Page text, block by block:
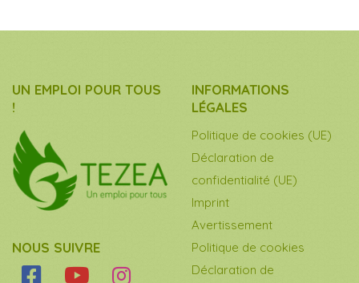
UN EMPLOI POUR TOUS
!
NOUS SUIVRE
INFORMATIONS
LÉGALES
Politique de cookies (UE)
Déclaration de
confidentialité (UE)
Imprint
Avertissement
Politique de cookies
Déclaration de